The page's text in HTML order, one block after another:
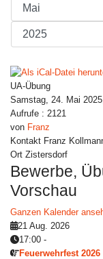
UA-Übung
Samstag, 24. Mai
Aufrufe : 2121
von Franz
Kontakt Franz
Ort Zistersdorf
Bewerbe,
Vorschau
Ganzen Kalender
21 Aug. 2026
17:00 -
Feuerwehrfest 2026